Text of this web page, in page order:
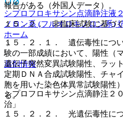
シプロフロキサシン点滴静注液
ノロン系 (フルオロキノロン系)
ホーム
薬剤情報
シプロフロキサシン点滴静注２
治」
報告がある（外国人データ）。
１５．２． 非臨床試験に基づ
１５．２．１． 遺伝毒性につ
験の一部成績において、陽性（
遺伝子突然変異試験陽性、ラッ
定期ＤＮＡ合成試験陽性、チャ
胞を用いた染色体異常試験陽性
る。
１５．２．２． 光遺伝毒性に